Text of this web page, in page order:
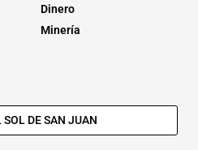
Dinero
Minería
SOL DE SAN JUAN